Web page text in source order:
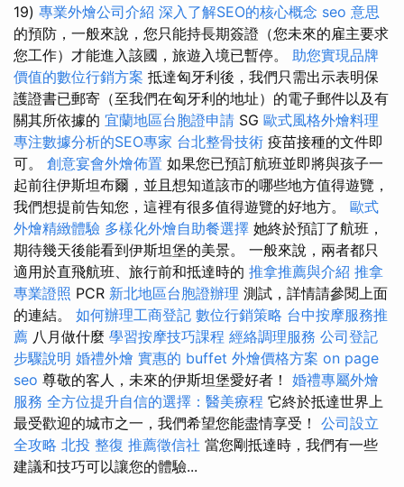
19) 專業外燴公司介紹 深入了解SEO的核心概念 seo 意思
的預防，一般來說，您只能持長期簽證（您未來的雇主要求
您工作）才能進入該國，旅遊入境已暫停。 助您實現品牌
價值的數位行銷方案 抵達匈牙利後，我們只需出示表明保
護證書已郵寄（至我們在匈牙利的地址）的電子郵件以及有
關其所依據的 宜蘭地區台胞證申請 SG 歐式風格外燴料理
專注數據分析的SEO專家 台北整骨技術 疫苗接種的文件即
可。 創意宴會外燴佈置 如果您已預訂航班並即將與孩子一
起前往伊斯坦布爾，並且想知道該市的哪些地方值得遊覽，
我們想提前告知您，這裡有很多值得遊覽的好地方。 歐式
外燴精緻體驗 多樣化外燴自助餐選擇 她終於預訂了航班，
期待幾天後能看到伊斯坦堡的美景。 一般來說，兩者都只
適用於直飛航班、旅行前和抵達時的 推拿推薦與介紹 推拿
專業證照 PCR 新北地區台胞證辦理 測試，詳情請參閱上面
的連結。 如何辦理工商登記 數位行銷策略 台中按摩服務推
薦 八月做什麼 學習按摩技巧課程 經絡調理服務 公司登記
步驟說明 婚禮外燴 實惠的 buffet 外燴價格方案 on page
seo 尊敬的客人，未來的伊斯坦堡愛好者！ 婚禮專屬外燴
服務 全方位提升自信的選擇：醫美療程 它終於抵達世界上
最受歡迎的城市之一，我們希望您能盡情享受！ 公司設立
全攻略 北投 整復 推薦徵信社 當您剛抵達時，我們有一些
建議和技巧可以讓您的體驗...